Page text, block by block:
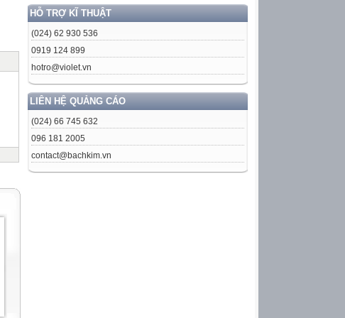
HỖ TRỢ KĨ THUẬT
(024) 62 930 536
0919 124 899
hotro@violet.vn
LIÊN HỆ QUẢNG CÁO
(024) 66 745 632
096 181 2005
contact@bachkim.vn